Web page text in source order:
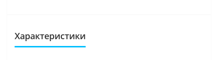
Характеристики